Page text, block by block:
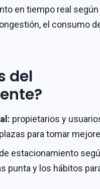
en tiempo real
el consumo
del
propietarios y
para tomar
estacionamiento
punta y los hábitos